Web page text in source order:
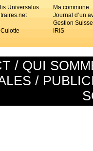
Ma commune
Journal d’un
Gestion Suisse
IRIS
Universalus
/ QUI
/